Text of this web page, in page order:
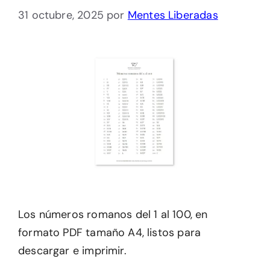
31 octubre, 2025 por Mentes Liberadas
Los números romanos del 1 al 100, en
formato PDF tamaño A4, listos para
descargar e imprimir.